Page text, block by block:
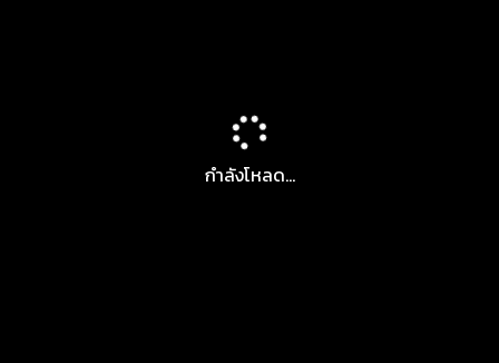
กำลังโหลด...